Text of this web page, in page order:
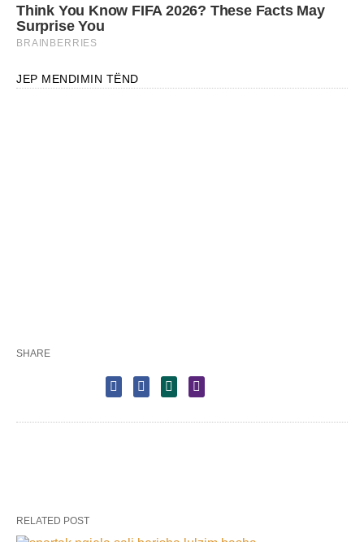
JEP MENDIMIN TËND
SHARE
RELATED POST